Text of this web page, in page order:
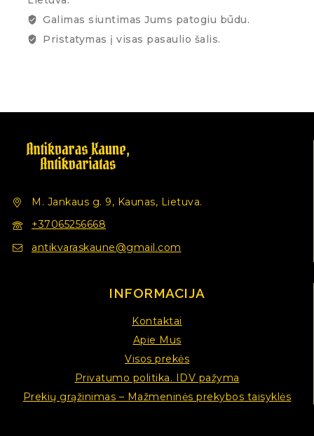
Galimas siuntimas Jums patogiu būdu.
Pristatymas į visas pasaulio šalis.
M. Jankaus g. 9, Kaunas, Lietuva.
+37065256668
antikvaraskaune@gmail.com
INFORMACIJA
Kontaktai
Apie Mus
Visos prekės
Privatumo politika. IDV pažyma
Prekių grąžinimas – Mažmeninės prekybos taisyklės